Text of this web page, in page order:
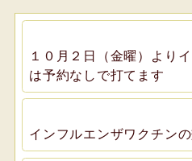
１０月２日（金曜）より
は予約なしで打てます
インフルエンザワクチン